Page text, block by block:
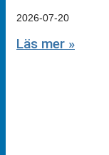
2026-07-20
Läs mer »